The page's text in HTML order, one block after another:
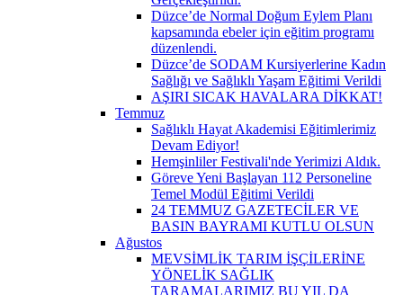
Düzce’de Normal Doğum Eylem Planı
kapsamında ebeler için eğitim programı
düzenlendi.
Düzce’de SODAM Kursiyerlerine Kadın
Sağlığı ve Sağlıklı Yaşam Eğitimi Verildi
AŞIRI SICAK HAVALARA DİKKAT!
Temmuz
Sağlıklı Hayat Akademisi Eğitimlerimiz
Devam Ediyor!
Hemşinliler Festivali'nde Yerimizi Aldık.
Göreve Yeni Başlayan 112 Personeline
Temel Modül Eğitimi Verildi
24 TEMMUZ GAZETECİLER VE
BASIN BAYRAMI KUTLU OLSUN
Ağustos
MEVSİMLİK TARIM İŞÇİLERİNE
YÖNELİK SAĞLIK
TARAMALARIMIZ BU YIL DA